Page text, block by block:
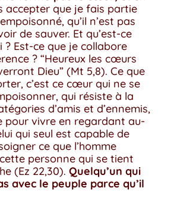
accepter que je fais partie
qu’il n’est pas
de sauver. Et qu’est-ce
? Est-ce que je collabore
? “Heureux les cœurs
Dieu” (Mt 5,8). Ce que
c’est ce cœur qui ne se
qui résiste à la
d’amis et d’ennemis,
pour vivre en regardant au-
qui seul est capable de
ce que l’homme
personne qui se tient
(Ez 22,30). Quelqu’un qui
avec le peuple parce qu’il